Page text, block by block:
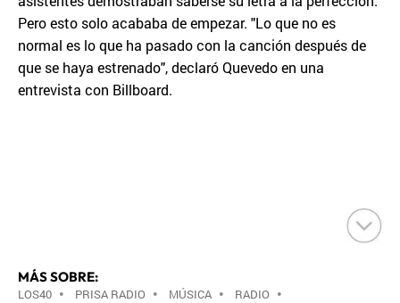
Pero esto solo acababa de empezar. "Lo que no es
normal es lo que ha pasado con la canción después de
que se haya estrenado", declaró Quevedo en una
entrevista con Billboard.
MÁS SOBRE:
LOS40 • PRISA RADIO • MÚSICA • RADIO •